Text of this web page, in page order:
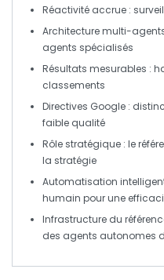
Réactivité accrue :
Architecture multi-
agents spécialisés
Résultats mesurables :
classements
Directives Google :
faible qualité
Rôle stratégique : le
la stratégie
Automatisation
humain pour une
Infrastructure du
des agents autonomes